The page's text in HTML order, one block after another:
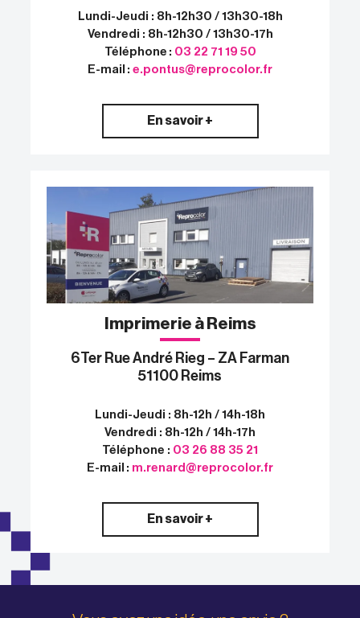
Lundi-Jeudi : 8h-12h30 / 13h30-18h
Vendredi : 8h-12h30 / 13h30-17h
Téléphone : 03 22 71 19 50
E-mail : e.pontus@reprocolor.fr
En savoir +
Imprimerie à Reims
6Ter Rue André Rieg – ZA Farman
51100 Reims
Lundi-Jeudi : 8h-12h / 14h-18h
Vendredi : 8h-12h / 14h-17h
Téléphone : 03 26 88 35 21
E-mail : m.renard@reprocolor.fr
En savoir +